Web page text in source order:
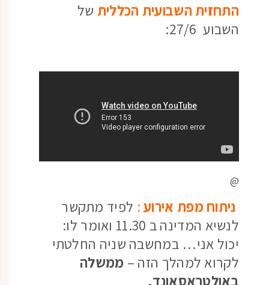
התחזית השבועית הכללית של
השבוע 27/6:
@
ניתוח מפת אירוע: לפיד מתקשר
לנשיא המדינה ב 11.30 ואומר לו:
יכול אני… במחשבה שניה החלטתי
לקרוא למהלך הזה – ממשלה
באולטראסאונד.